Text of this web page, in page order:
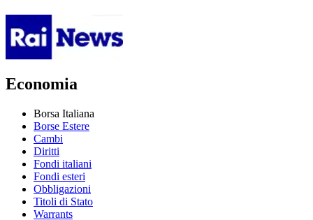
Economia
Borsa Italiana
Borse Estere
Cambi
Diritti
Fondi italiani
Fondi esteri
Obbligazioni
Titoli di Stato
Warrants